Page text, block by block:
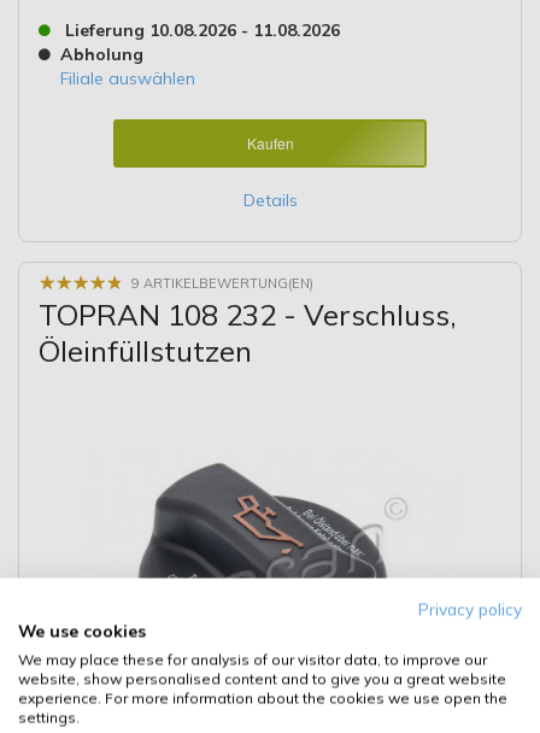
Lieferung 10.08.2026 - 11.08.2026
Abholung
Filiale auswählen
Kaufen
Details
★★★★★
★★★★★ 9 ARTIKELBEWERTUNG(EN)
TOPRAN 108 232 - Verschluss,
Öleinfüllstutzen
Privacy policy
We use cookies
We may place these for analysis of our visitor data, to improve our
website, show personalised content and to give you a great website
experience. For more information about the cookies we use open the
settings.